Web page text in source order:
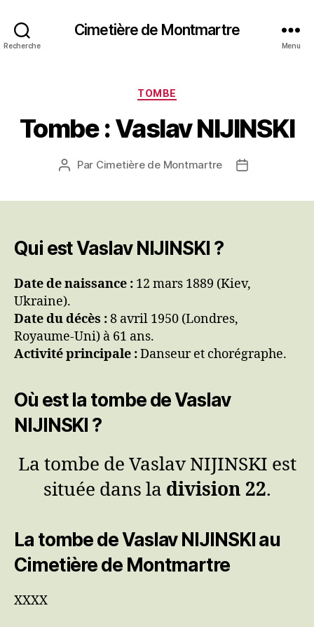
Recherche
Cimetière de Montmartre
Menu
Catégories
TOMBE
Tombe : Vaslav NIJINSKI
Auteur
Par Cimetière de Montmartre
Date
Qui est Vaslav NIJINSKI ?
Date de naissance : 12 mars 1889 (Kiev,
Ukraine).
Date du décès :8 avril 1950 (Londres,
Royaume-Uni) à 61 ans.
Activité principale :Danseur et chorégraphe.
Où est la tombe de Vaslav
NIJINSKI ?
La tombe de Vaslav NIJINSKI est
située dans la division 22.
La tombe de Vaslav NIJINSKI au
Cimetière de Montmartre
XXXX